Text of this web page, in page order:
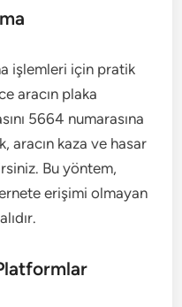
işlemleri için pratik
aracın plaka
5664 numarasına
aracın kaza ve hasar
Bu yöntem,
erişimi olmayan